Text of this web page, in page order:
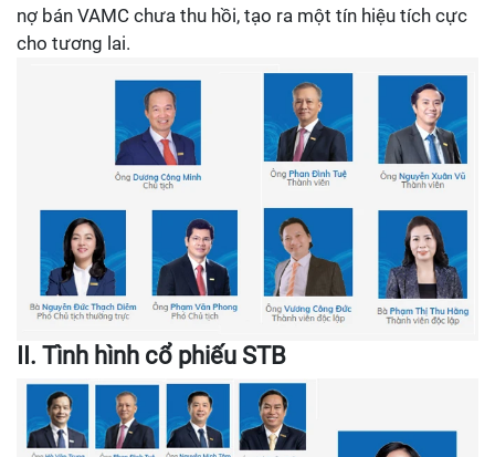
nợ bán VAMC chưa thu hồi, tạo ra một tín hiệu tích cực
cho tương lai.
II. Tình hình cổ phiếu STB